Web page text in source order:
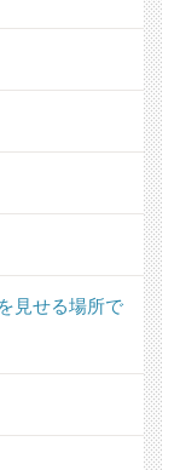
見せる場所で